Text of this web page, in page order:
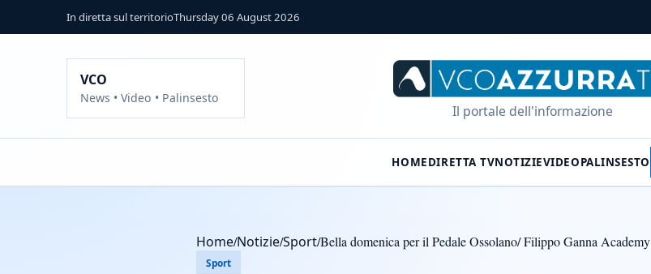
In diretta sul territorioThursday 06 August 2026
VCO
News • Video • Palinsesto
Il portale dell'informazione
HOMEDIRETTA TVNOTIZIEVIDEOPALINSESTO
Home/Notizie/Sport/Bella domenica per il Pedale Ossolano/ Filippo Ganna Academy
Sport